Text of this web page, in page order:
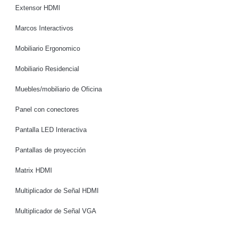
Extensor HDMI
Marcos Interactivos
Mobiliario Ergonomico
Mobiliario Residencial
Muebles/mobiliario de Oficina
Panel con conectores
Pantalla LED Interactiva
Pantallas de proyección
Matrix HDMI
Multiplicador de Señal HDMI
Multiplicador de Señal VGA